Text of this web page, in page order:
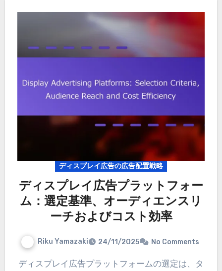
ディスプレイ広告の広告配置戦略
ディスプレイ広告プラットフォー
ム：選定基準、オーディエンスリ
ーチおよびコスト効率
Riku Yamazaki 24/11/2025 No Comments
ディスプレイ広告プラットフォームの選定は、タ